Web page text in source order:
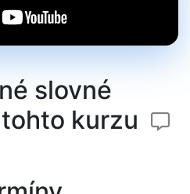
slovné
kurzu